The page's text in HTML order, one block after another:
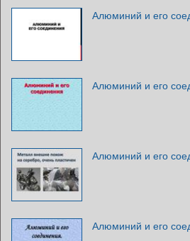
Алюминий и его
Алюминий и его
Алюминий и его
Алюминий и его